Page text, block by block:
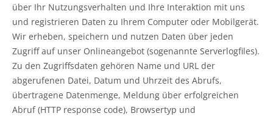
über Ihr Nutzungsverhalten und Ihre Interaktion mit uns
und registrieren Daten zu Ihrem Computer oder Mobilgerät.
Wir erheben, speichern und nutzen Daten über jeden
Zugriff auf unser Onlineangebot (sogenannte Serverlogfiles).
Zu den Zugriffsdaten gehören Name und URL der
abgerufenen Datei, Datum und Uhrzeit des Abrufs,
übertragene Datenmenge, Meldung über erfolgreichen
Abruf (HTTP response code), Browsertyp und